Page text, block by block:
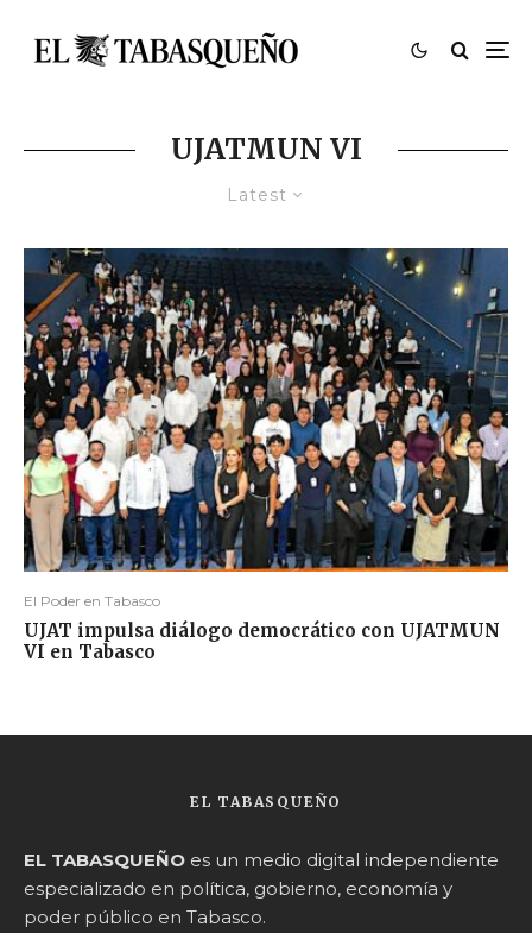
UJATMUN VI
Latest
El Poder en Tabasco
UJAT impulsa diálogo democrático con UJATMUN
VI en Tabasco
EL TABASQUEÑO
EL TABASQUEÑO es un medio digital independiente
especializado en política, gobierno, economía y
poder público en Tabasco.